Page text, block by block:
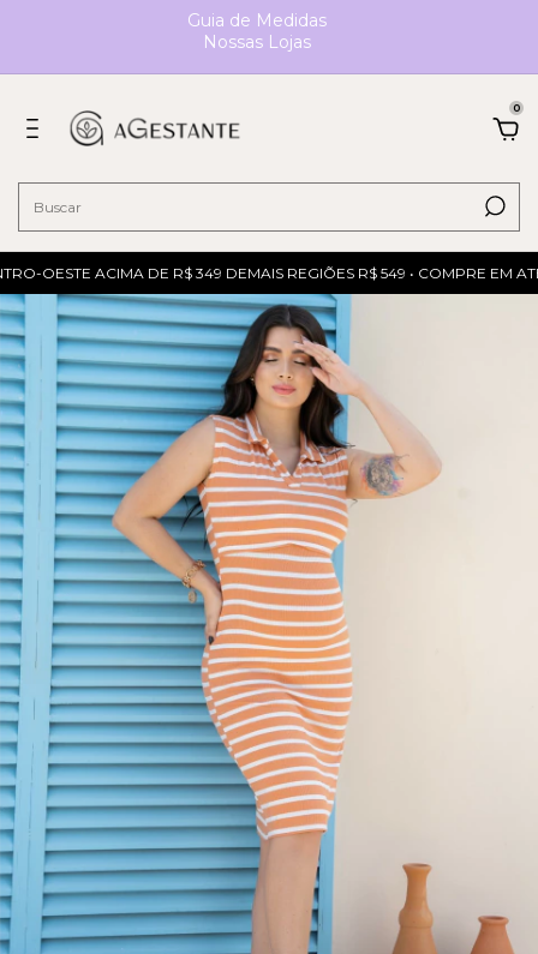
Guia de Medidas
Nossas Lojas
0
OESTE ACIMA DE R$ 349 DEMAIS REGIÕES R$ 549 • COMPRE EM